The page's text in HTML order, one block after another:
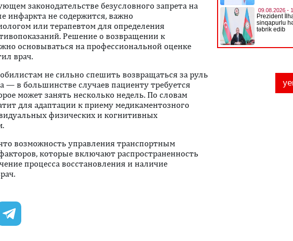
законодательстве безусловного запрета на
инфаркта не содержится, важно
или терапевтом для определения
Решение о возвращении к
основываться на профессиональной оценке
врач.
не сильно спешить возвращаться за руль
— в большинстве случаев пациенту требуется
может занять несколько недель. По словам
для адаптации к приему медикаментозного
физических и когнитивных
возможность управления транспортным
которые включают распространенность
процесса восстановления и наличие